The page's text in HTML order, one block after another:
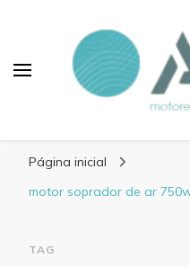
Elétricos
Página inicial
motor soprador de ar
TAG